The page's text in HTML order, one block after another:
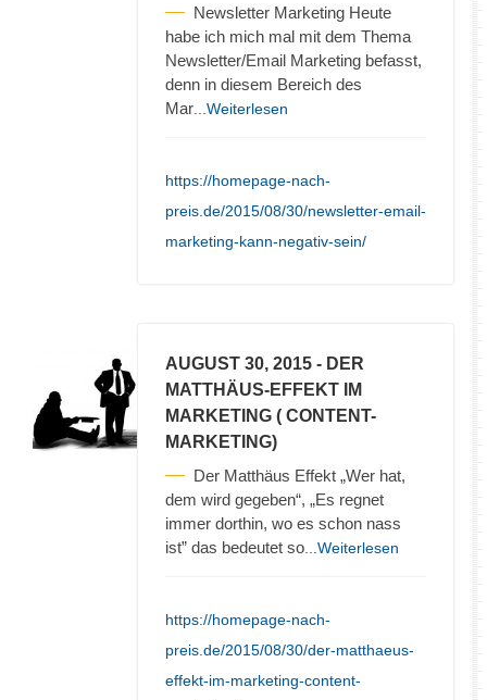
Newsletter Marketing Heute
habe ich mich mal mit dem Thema
Newsletter/Email Marketing befasst,
denn in diesem Bereich des
Mar ...Weiterlesen
https://homepage-nach-
preis.de/2015/08/30/newsletter-email-
marketing-kann-negativ-sein/
AUGUST 30, 2015 - DER
MATTHÄUS-EFFEKT IM
MARKETING ( CONTENT-
MARKETING)
Der Matthäus Effekt „Wer hat,
dem wird gegeben“, „Es regnet
immer dorthin, wo es schon nass
ist” das bedeutet so ...Weiterlesen
https://homepage-nach-
preis.de/2015/08/30/der-matthaeus-
effekt-im-marketing-content-